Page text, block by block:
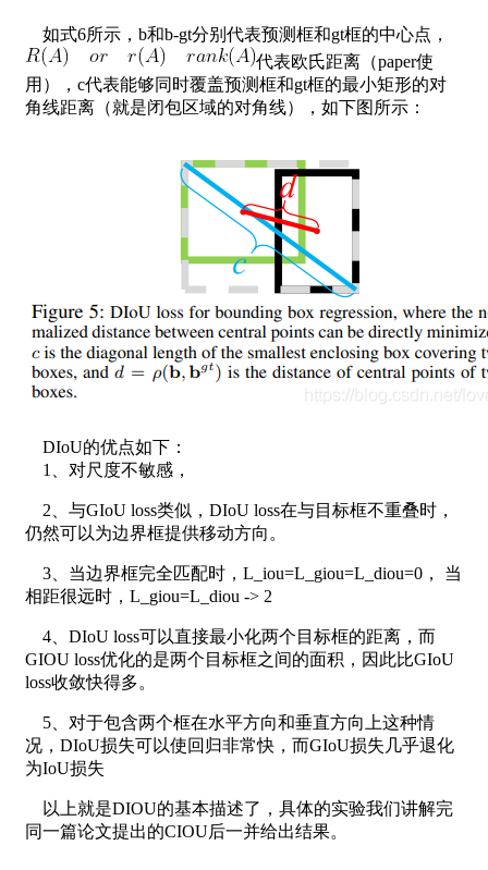
如式6所示，b和b-gt分别代表预测框和gt框的中心点，
代表欧氏距离（paper使
用），c代表能够同时覆盖预测框和gt框的最小矩形的对
角线距离（就是闭包区域的对角线），如下图所示：
DIoU的优点如下：
1、对尺度不敏感，
2、与GIoU loss类似，DIoU loss在与目标框不重叠时，
仍然可以为边界框提供移动方向。
3、当边界框完全匹配时，L_iou=L_giou=L_diou=0， 当
相距很远时，L_giou=L_diou -> 2
4、DIoU loss可以直接最小化两个目标框的距离，而
GIOU loss优化的是两个目标框之间的面积，因此比GIoU
loss收敛快得多。
5、对于包含两个框在水平方向和垂直方向上这种情
况，DIoU损失可以使回归非常快，而GIoU损失几乎退化
为IoU损失
以上就是DIOU的基本描述了，具体的实验我们讲解完
同一篇论文提出的CIOU后一并给出结果。